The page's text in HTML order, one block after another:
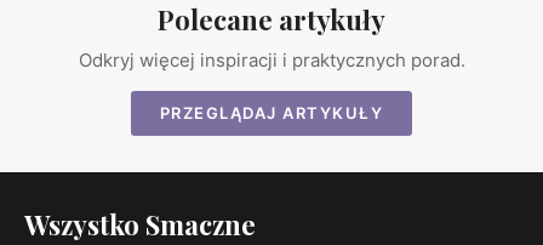
Polecane artykuły
Odkryj więcej inspiracji i praktycznych porad.
PRZEGLĄDAJ ARTYKUŁY
Wszystko Smaczne